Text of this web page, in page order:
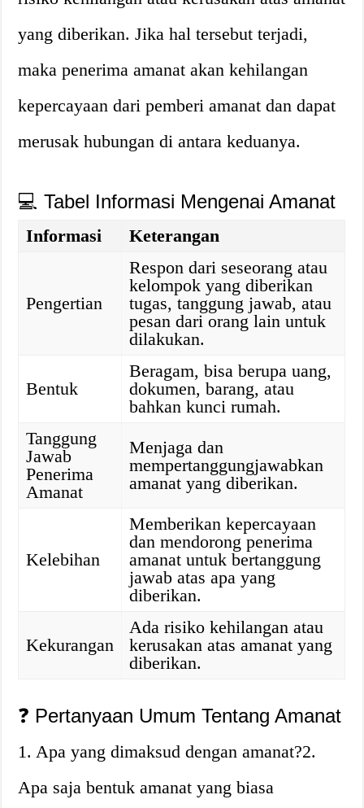
yang diberikan. Jika hal tersebut terjadi,
maka penerima amanat akan kehilangan
kepercayaan dari pemberi amanat dan dapat
merusak hubungan di antara keduanya.
💻 Tabel Informasi Mengenai Amanat
Informasi Keterangan
Pengertian
Respon dari seseorang atau
kelompok yang diberikan
tugas, tanggung jawab, atau
pesan dari orang lain untuk
dilakukan.
Bentuk
Beragam, bisa berupa uang,
dokumen, barang, atau
bahkan kunci rumah.
Tanggung
Jawab
Penerima
Amanat
Menjaga dan
mempertanggungjawabkan
amanat yang diberikan.
Kelebihan
Memberikan kepercayaan
dan mendorong penerima
amanat untuk bertanggung
jawab atas apa yang
diberikan.
Kekurangan
Ada risiko kehilangan atau
kerusakan atas amanat yang
diberikan.
❓ Pertanyaan Umum Tentang Amanat
1. Apa yang dimaksud dengan amanat?2.
Apa saja bentuk amanat yang biasa